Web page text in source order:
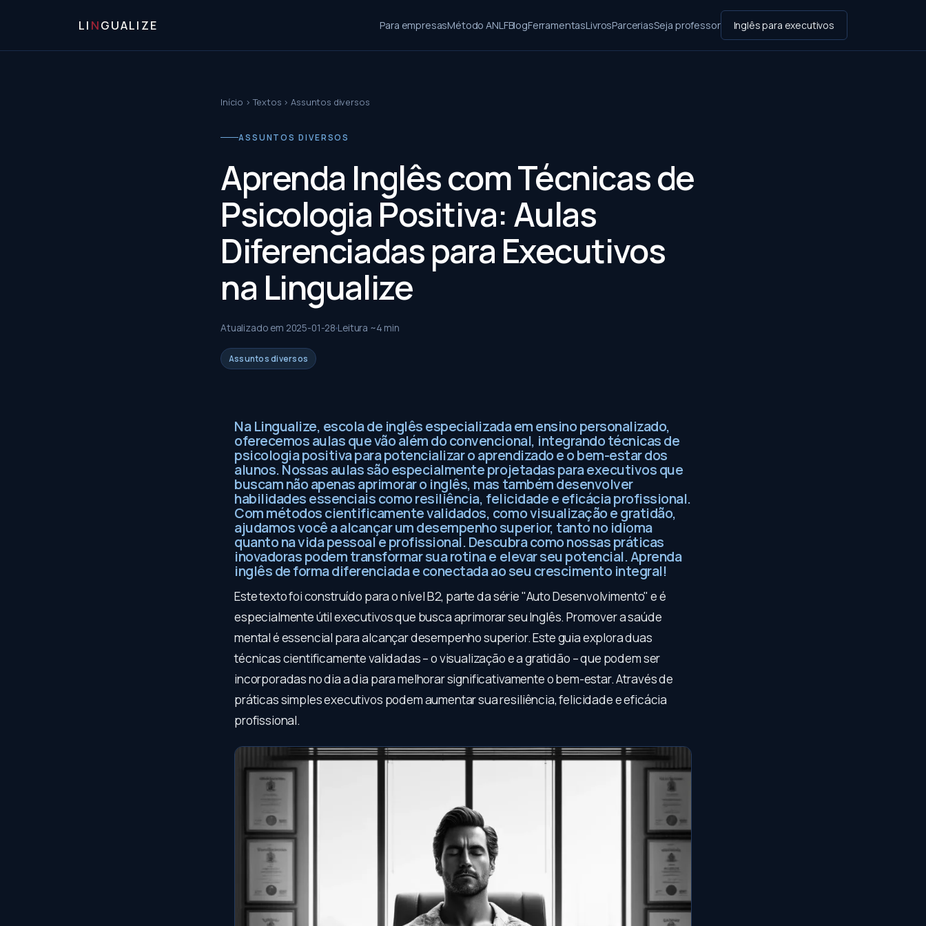
LI NGUALIZE Para empresasMétodo ANLFBlogFerramentasLivrosParceriasSeja professor Inglês para executivos
Início ›Textos ›Assuntos diversos
ASSUNTOS DIVERSOS
Aprenda Inglês com Técnicas de
Psicologia Positiva: Aulas
Diferenciadas para Executivos
na Lingualize
Atualizado em 2025-01-28 Leitura ~4 min
Assuntos diversos
Na Lingualize, escola de inglês especializada em ensino personalizado,
oferecemos aulas que vão além do convencional, integrando técnicas de
psicologia positiva para potencializar o aprendizado e o bem-estar dos
alunos. Nossas aulas são especialmente projetadas para executivos que
buscam não apenas aprimorar o inglês, mas também desenvolver
habilidades essenciais como resiliência, felicidade e eficácia profissional.
Com métodos cientificamente validados, como visualização e gratidão,
ajudamos você a alcançar um desempenho superior, tanto no idioma
quanto na vida pessoal e profissional. Descubra como nossas práticas
inovadoras podem transformar sua rotina e elevar seu potencial. Aprenda
inglês de forma diferenciada e conectada ao seu crescimento integral!
Este texto foi construído para o nível B2, parte da série "Auto Desenvolvimento" e é
especialmente útil executivos que busca aprimorar seu Inglês. Promover a saúde
mental é essencial para alcançar desempenho superior. Este guia explora duas
técnicas cientificamente validadas – o visualização e a gratidão – que podem ser
incorporadas no dia a dia para melhorar significativamente o bem-estar. Através de
práticas simples executivos podem aumentar sua resiliência, felicidade e eficácia
profissional.